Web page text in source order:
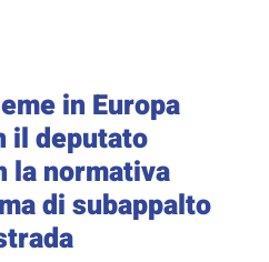
in Europa
il deputato
la normativa
di subappalto